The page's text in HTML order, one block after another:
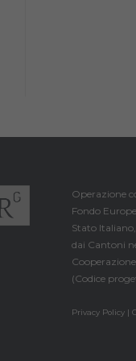
Operazione
Fondo
Stato
dai Cantoni
(Codice
Privacy Policy |